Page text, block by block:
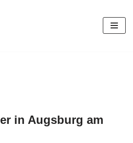
in Augsburg am